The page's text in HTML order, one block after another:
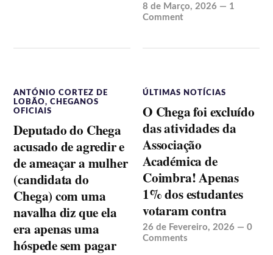
8 de Março, 2026 — 1
Comment
ANTÓNIO CORTEZ DE
LOBÃO,CHEGANOS
OFICIAIS
Deputado do Chega
acusado de agredir e
de ameaçar a mulher
(candidata do
Chega) com uma
navalha diz que ela
era apenas uma
hóspede sem pagar
ÚLTIMAS NOTÍCIAS
O Chega foi excluído
das atividades da
Associação
Académica de
Coimbra! Apenas
1% dos estudantes
votaram contra
26 de Fevereiro, 2026 —0
Comments